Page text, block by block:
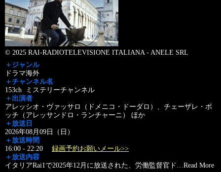
© 2025 RAI-RADIOTELEVISIONE ITALIANA - ANELE SRL
＋ジャンル
ドラマ海外
＋チャンネル名
153ch ミステリーチャンネル
＋出演者
アレッシオ・ヴァッサロ（ドメニコ・ドーダロ）、チェーザレ・ボ
ッチ（アレッサンドロ・ランチャーニ） ほか
＋放送日
2026年08月09日（日）
＋放送時間
16:00 - 22:20 録画予約お願いメール>>
＋放送内容
イタリアRai1で2025年12月に放送された、労働監督官ド …Read More